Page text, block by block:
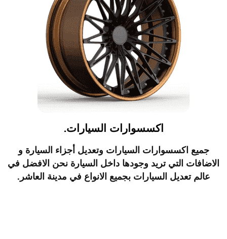
اكسسوارات السيارات.
جميع اكسسوارات السيارات وتعديل أجزاء السيارة و
الاضافات التي تريد وجودها داخل السيارة نحن الافضل في
عالم تعديل السيارات بجميع الانواع في مدينة العاشر.